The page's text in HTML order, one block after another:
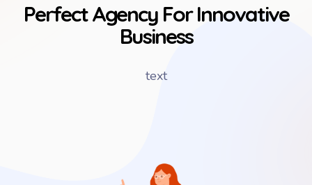
Perfect Agency For Innovative
Business
text